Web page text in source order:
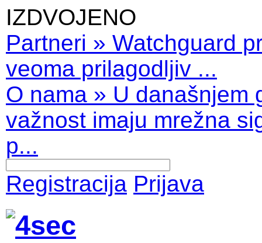
IZDVOJENO
Partneri » Watchguard
veoma prilagodljiv ...
O nama » U današnjem
važnost imaju mrežna
p...
Registracija Prijava